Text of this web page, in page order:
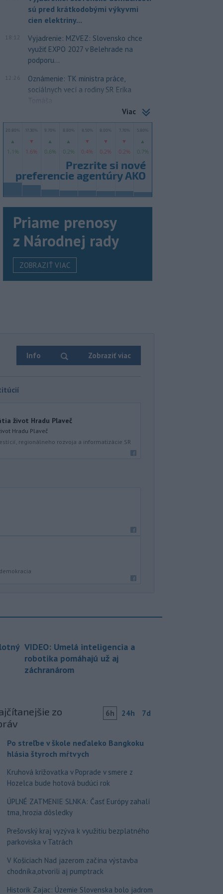
sú pred krátkodobými výkyvmi
cien elektriny...
18:12
Vyjadrenie: MZVEZ: Slovensko chce
využiť EXPO 2027 v Belehrade na
podporu...
12:26
Oznámenie: TK ministra práce,
sociálnych vecí a rodiny SR Erika
Tomáša
Viac
Priame prenosy
z Národnej rady
ZOBRAZIŤ VIAC
Info Zobraziť viac
život Hradu Plaveč
Hradu Plaveč
regionálneho rozvoja a informatizácie SR
VIDEO: Umelá inteligencia a
robotika pomáhajú už aj
záchranárom
zo
6h 24h 7d
Po streľbe v škole neďaleko Bangkoku
hlásia štyroch mŕtvych
Kruhová križovatka v Poprade v smere z
Hozelca bude hotová budúci rok
ÚPLNÉ ZATMENIE SLNKA: Časť Európy zahalí
tma, hrozia dôsledky
Prešovský kraj vyzýva k využitiu bezplatného
parkoviska v Tatrách
V Košiciach Nad jazerom začína výstavba
chodníka,otvorili aj pumptrack
Historik Zajac: Územie Slovenska bolo jadrom